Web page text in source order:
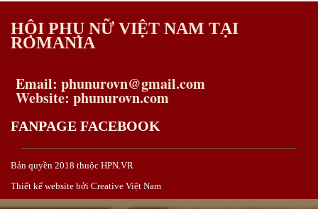
HỘI PHỤ NỮ VIỆT NAM TẠI
ROMANIA
Email: phunurovn@gmail.com
Website: phunurovn.com
FANPAGE FACEBOOK
Bản quyền 2018 thuộc HPN.VR
Thiết kế website bởi Creative Việt Nam